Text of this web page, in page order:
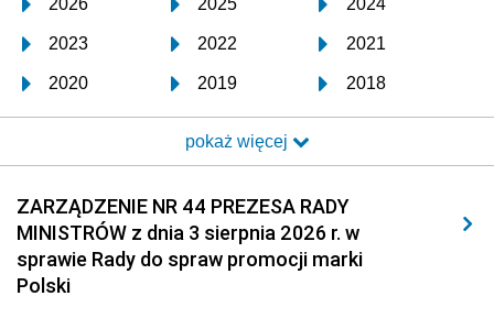
2026 2025 2024
2023 2022 2021
2020 2019 2018
2017 2016 2015
2014 2013 2012
2011 2010 2009
2008 2007 2006
2005
pokaż więcej
ZARZĄDZENIE NR 44 PREZESA RADY
MINISTRÓW z dnia 3 sierpnia 2026 r. w
sprawie Rady do spraw promocji marki
Polski